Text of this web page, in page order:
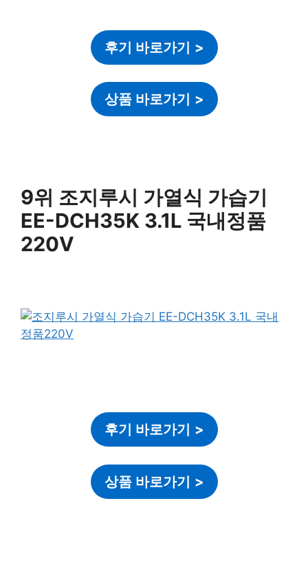
후기 바로가기 >
상품 바로가기 >
9위 조지루시 가열식 가습기
EE-DCH35K 3.1L 국내정품
220V
후기 바로가기 >
상품 바로가기 >